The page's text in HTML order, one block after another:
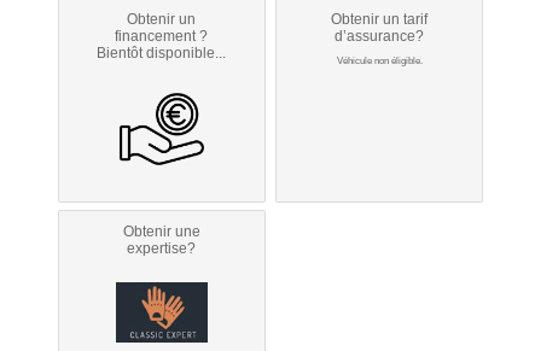
Obtenir un
financement ?
Bientôt disponible...
Obtenir un tarif
d’assurance?
Véhicule non éligible.
Obtenir une
expertise?